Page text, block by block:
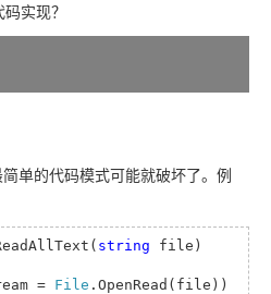
实现？
单的代码模式可能就破坏了。例
string file)
= File .OpenRead(file))